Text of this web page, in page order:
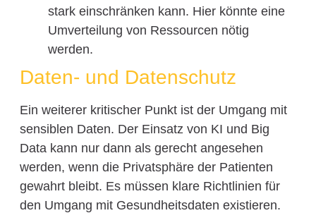
stark einschränken kann. Hier könnte eine
Umverteilung von Ressourcen nötig
werden.
Daten- und Datenschutz
Ein weiterer kritischer Punkt ist der Umgang mit
sensiblen Daten. Der Einsatz von KI und Big
Data kann nur dann als gerecht angesehen
werden, wenn die Privatsphäre der Patienten
gewahrt bleibt. Es müssen klare Richtlinien für
den Umgang mit Gesundheitsdaten existieren.